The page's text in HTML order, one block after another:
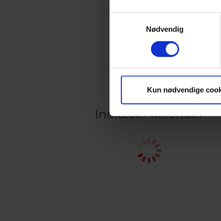
Nødvendig
Kun nødvendige
Indlæser kalender